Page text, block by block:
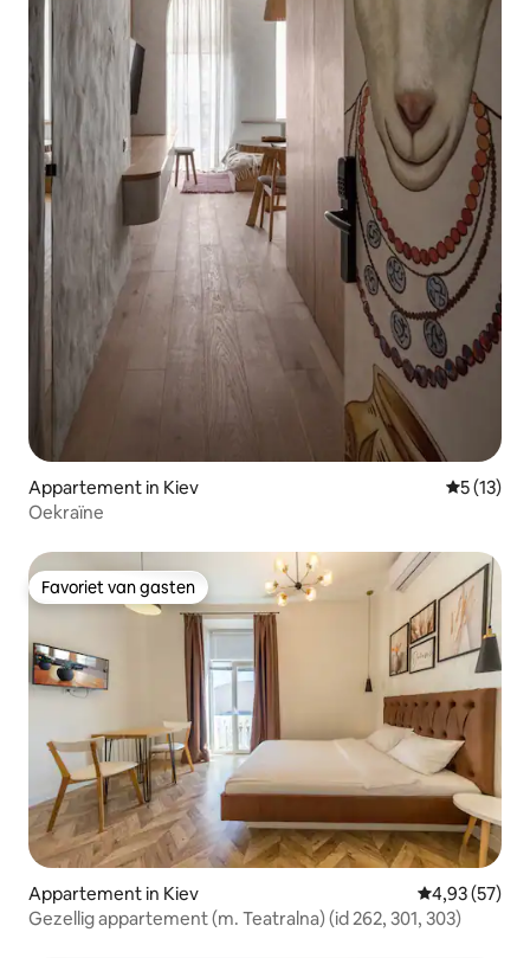
Appartement in Kiev
5 (13)
Oekraïne
Favoriet van gasten
Favoriet van gasten
Appartement in Kiev Gemiddelde
4,93 (57)
Gezellig appartement (m. Teatralna) (id 262, 301, 303)